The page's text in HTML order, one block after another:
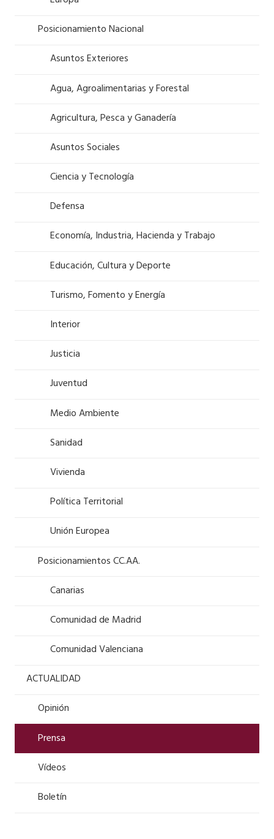
Posicionamiento Nacional
Asuntos Exteriores
Agua, Agroalimentarias y Forestal
Agricultura, Pesca y Ganadería
Asuntos Sociales
Ciencia y Tecnología
Defensa
Economía, Industria, Hacienda y Trabajo
Educación, Cultura y Deporte
Turismo, Fomento y Energía
Interior
Justicia
Juventud
Medio Ambiente
Sanidad
Vivienda
Política Territorial
Unión Europea
Posicionamientos CC.AA.
Canarias
Comunidad de Madrid
Comunidad Valenciana
ACTUALIDAD
Opinión
Prensa
Vídeos
Boletín